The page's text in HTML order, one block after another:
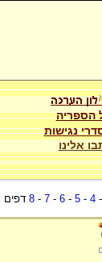
הספריה
נגישות
אלינו
-
4
-
5
-
6
-
7
-
8 דפים